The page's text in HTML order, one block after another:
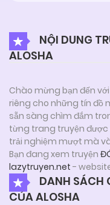
NỘI DUNG
ALOSHA
Chào mừng bạn đến với
riêng cho những tín đồ
sẵn sàng chìm đắm
từng trang truyện được
trải nghiệm mượt mà
Bạn đang xem truyện
lazytruyen.net -
DANH SÁCH
CỦA ALOSHA